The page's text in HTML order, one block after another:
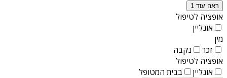
ראה עוד 1
אופציה לטיפול
אונליין
מין
זכר
נקבה
אופציה לטיפול
אונליין
בבית המטופל